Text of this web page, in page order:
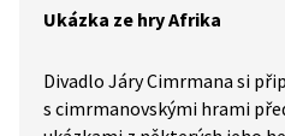
Ukázka ze hry Afrika
Divadlo Járy Cimrmana si
s cimrmanovskými hrami